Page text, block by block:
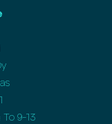
To 9-13